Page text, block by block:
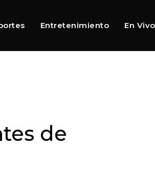
Entretenimiento En Vivo
de